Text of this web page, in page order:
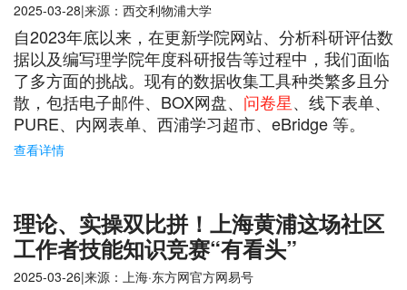
2025-03-28|来源：西交利物浦大学
自2023年底以来，在更新学院网站、分析科研评估数
据以及编写理学院年度科研报告等过程中，我们面临
了多方面的挑战。现有的数据收集工具种类繁多且分
散，包括电子邮件、BOX网盘、 问卷星、线下表单、
PURE、内网表单、西浦学习超市、eBridge 等。
查看详情
理论、实操双比拼！上海黄浦这场社区
工作者技能知识竞赛“有看头”
2025-03-26|来源：上海·东方网官方网易号